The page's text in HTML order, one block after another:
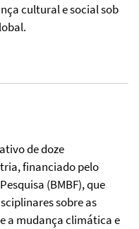
cultural e social sob
de doze
financiado pelo
(BMBF), que
sobre as
a mudança climática e